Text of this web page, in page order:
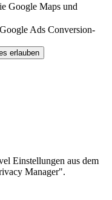
Google Maps und
Google Ads Conversion-
Einstellungen aus dem
Manager".